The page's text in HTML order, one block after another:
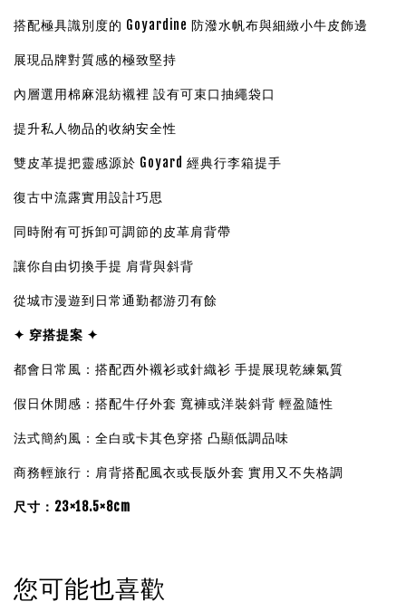
搭配極具識別度的 Goyardine 防潑水帆布與細緻小牛皮飾邊
展現品牌對質感的極致堅持
內層選用棉麻混紡襯裡 設有可束口抽繩袋口
提升私人物品的收納安全性
雙皮革提把靈感源於 Goyard 經典行李箱提手
復古中流露實用設計巧思
同時附有可拆卸可調節的皮革肩背帶
讓你自由切換手提 肩背與斜背
從城市漫遊到日常通勤都游刃有餘
✦ 穿搭提案 ✦
都會日常風：搭配西外襯衫或針織衫 手提展現乾練氣質
假日休閒感：搭配牛仔外套 寬褲或洋裝斜背 輕盈隨性
法式簡約風：全白或卡其色穿搭 凸顯低調品味
商務輕旅行：肩背搭配風衣或長版外套 實用又不失格調
尺寸：23×18.5×8cm
您可能也喜歡